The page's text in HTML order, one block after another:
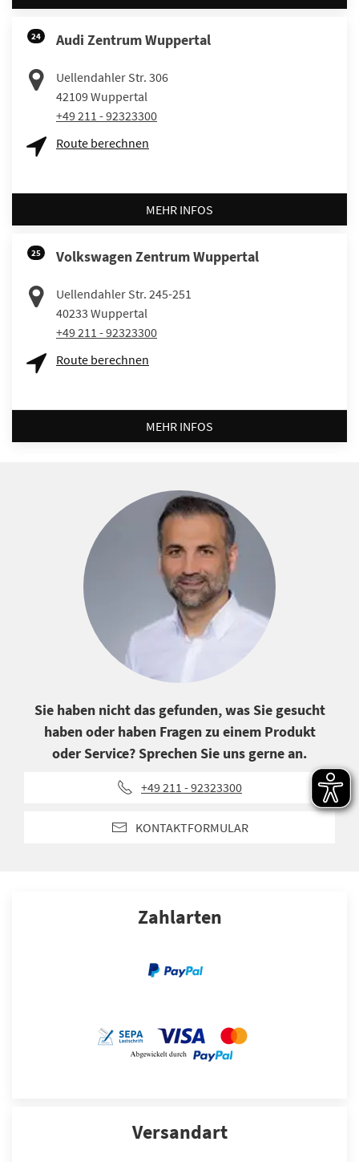
24 Audi Zentrum Wuppertal
Uellendahler Str. 306
42109Wuppertal
+49 211 - 92323300
Route berechnen
MEHR INFOS
25 Volkswagen Zentrum Wuppertal
Uellendahler Str. 245-251
40233 Wuppertal
+49 211 - 92323300
Route berechnen
MEHR INFOS
Sie haben nicht das gefunden, was Sie gesucht
haben oder haben Fragen zu einem Produkt
oder Service? Sprechen Sie uns gerne an.
+49 211 - 92323300
KONTAKTFORMULAR
Zahlarten
Versandart